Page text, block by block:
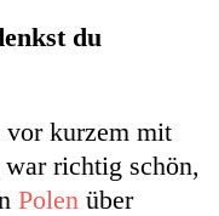
du
kurzem mit
richtig schön,
Polen über